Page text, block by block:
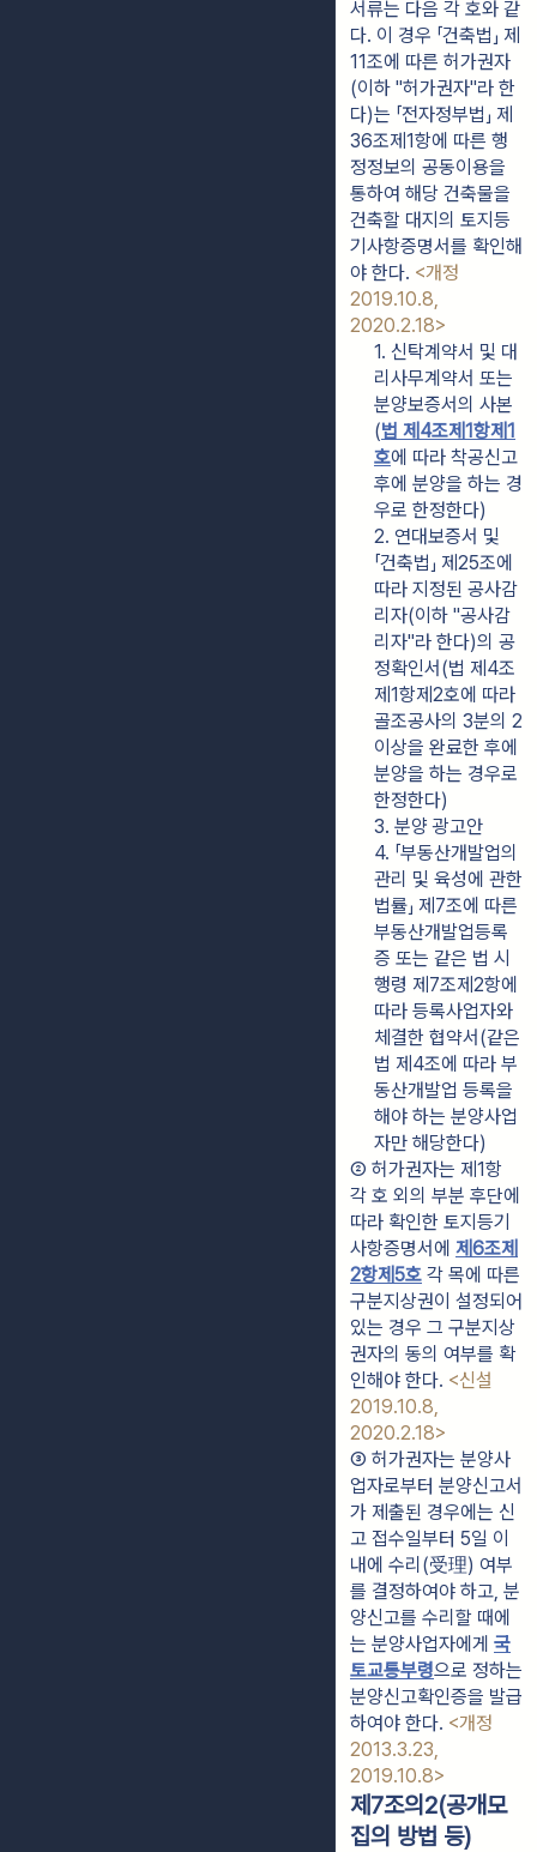
서류는 다음 각 호와 같
다. 이 경우 「건축법」 제
11조에 따른 허가권자
(이하 "허가권자"라 한
다)는 「전자정부법」 제
36조제1항에 따른 행
정정보의 공동이용을
통하여 해당 건축물을
건축할 대지의 토지등
기사항증명서를 확인해
야 한다. <개정
2019.10.8,
2020.2.18>
1. 신탁계약서 및 대
리사무계약서 또는
분양보증서의 사본
(법 제4조제1항제1
호에 따라 착공신고
후에 분양을 하는 경
우로 한정한다)
2. 연대보증서 및
「건축법」 제25조에
따라 지정된 공사감
리자(이하 "공사감
리자"라 한다)의 공
정확인서(법 제4조
제1항제2호에 따라
골조공사의 3분의 2
이상을 완료한 후에
분양을 하는 경우로
한정한다)
3. 분양 광고안
4. 「부동산개발업의
관리 및 육성에 관한
법률」 제7조에 따른
부동산개발업등록
증 또는 같은 법 시
행령 제7조제2항에
따라 등록사업자와
체결한 협약서(같은
법 제4조에 따라 부
동산개발업 등록을
해야 하는 분양사업
자만 해당한다)
② 허가권자는 제1항
각 호 외의 부분 후단에
따라 확인한 토지등기
사항증명서에 제6조제
2항제5호 각 목에 따른
구분지상권이 설정되어
있는 경우 그 구분지상
권자의 동의 여부를 확
인해야 한다. <신설
2019.10.8,
2020.2.18>
③ 허가권자는 분양사
업자로부터 분양신고서
가 제출된 경우에는 신
고 접수일부터 5일 이
내에 수리(受理) 여부
를 결정하여야 하고, 분
양신고를 수리할 때에
는 분양사업자에게 국
토교통부령으로 정하는
분양신고확인증을 발급
하여야 한다. <개정
2013.3.23,
2019.10.8>
제7조의2(공개모
집의 방법 등)